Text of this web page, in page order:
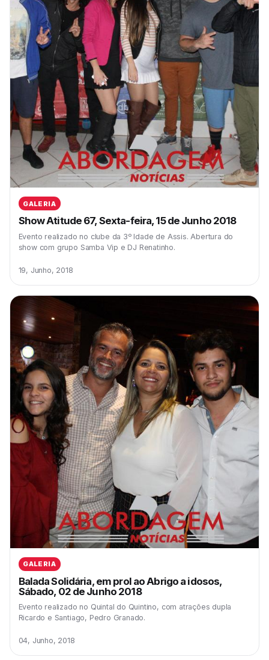
GALERIA
Show Atitude 67, Sexta-feira, 15 de Junho 2018
Evento realizado no clube da 3º Idade de Assis. Abertura do
show com grupo Samba Vip e DJ Renatinho.
19, Junho, 2018
GALERIA
Balada Solidária, em prol ao Abrigo a idosos,
Sábado, 02 de Junho 2018
Evento realizado no Quintal do Quintino, com atrações dupla
Ricardo e Santiago, Pedro Granado.
04, Junho, 2018